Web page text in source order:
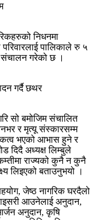
निधनमा
पालिकाले रु ५
संचालन गरेको छ ।
गर्दै छथर
सो बमोजिम संचालित
र मृत्यू संस्कारसम्म
भएको आभास हुने र
दिदै अध्यक्ष लिम्बुले
राज्यको कुनै न कुनै
लिइएको बताउनुभयो ।
जेष्ठ नागरिक घरदैलो
आउनेलाई अनुदान,
अनुदान, कृषि